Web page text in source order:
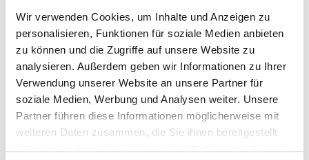
Wir verwenden Cookies, um Inhalte und Anzeigen zu
personalisieren, Funktionen für soziale Medien anbieten
zu können und die Zugriffe auf unsere Website zu
analysieren. Außerdem geben wir Informationen zu Ihrer
Verwendung unserer Website an unsere Partner für
soziale Medien, Werbung und Analysen weiter. Unsere
Partner führen diese Informationen möglicherweise mit
weiteren Daten zusammen, die Sie ihnen bereitgestellt
9,75 €
(inkl. MwSt.|zzgl. MwSt.)
IN DEN WARENKORB